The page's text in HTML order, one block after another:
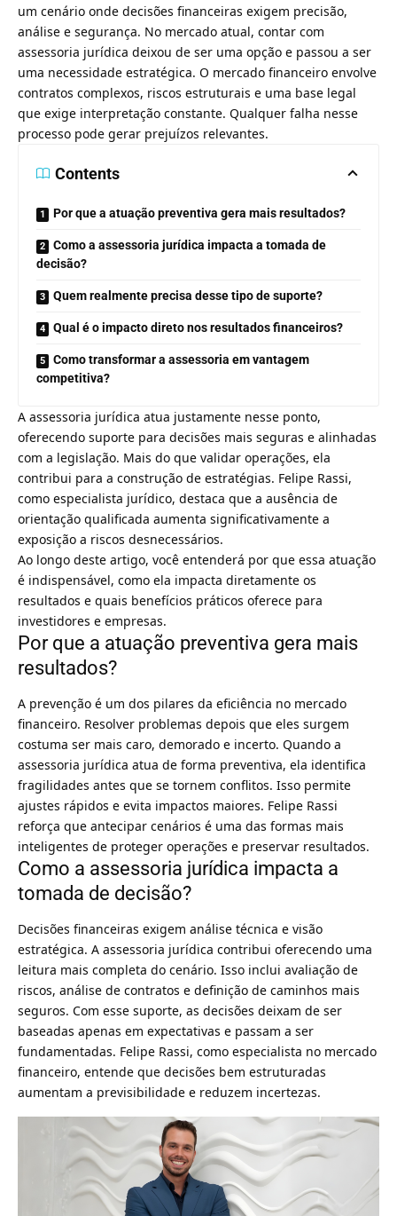
um cenário onde decisões financeiras exigem precisão,
análise e segurança. No mercado atual, contar com
assessoria jurídica deixou de ser uma opção e passou a ser
uma necessidade estratégica. O mercado financeiro envolve
contratos complexos, riscos estruturais e uma base legal
que exige interpretação constante. Qualquer falha nesse
processo pode gerar prejuízos relevantes.
Contents
Por que a atuação preventiva gera mais resultados?
Como a assessoria jurídica impacta a tomada de
decisão?
Quem realmente precisa desse tipo de suporte?
Qual é o impacto direto nos resultados financeiros?
Como transformar a assessoria em vantagem
competitiva?
A assessoria jurídica atua justamente nesse ponto,
oferecendo suporte para decisões mais seguras e alinhadas
com a legislação. Mais do que validar operações, ela
contribui para a construção de estratégias. Felipe Rassi,
como especialista jurídico, destaca que a ausência de
orientação qualificada aumenta significativamente a
exposição a riscos desnecessários.
Ao longo deste artigo, você entenderá por que essa atuação
é indispensável, como ela impacta diretamente os
resultados e quais benefícios práticos oferece para
investidores e empresas.
Por que a atuação preventiva gera mais
resultados?
A prevenção é um dos pilares da eficiência no mercado
financeiro. Resolver problemas depois que eles surgem
costuma ser mais caro, demorado e incerto. Quando a
assessoria jurídica atua de forma preventiva, ela identifica
fragilidades antes que se tornem conflitos. Isso permite
ajustes rápidos e evita impactos maiores. Felipe Rassi
reforça que antecipar cenários é uma das formas mais
inteligentes de proteger operações e preservar resultados.
Como a assessoria jurídica impacta a
tomada de decisão?
Decisões financeiras exigem análise técnica e visão
estratégica. A assessoria jurídica contribui oferecendo uma
leitura mais completa do cenário. Isso inclui avaliação de
riscos, análise de contratos e definição de caminhos mais
seguros. Com esse suporte, as decisões deixam de ser
baseadas apenas em expectativas e passam a ser
fundamentadas. Felipe Rassi, como especialista no mercado
financeiro, entende que decisões bem estruturadas
aumentam a previsibilidade e reduzem incertezas.